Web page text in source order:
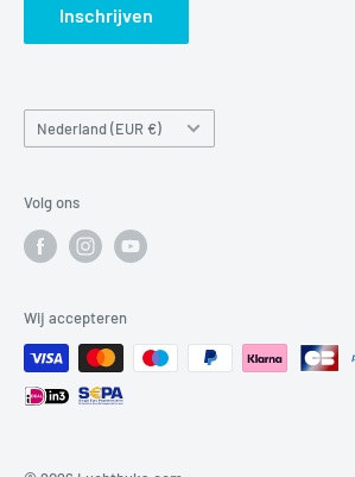
Inschrijven
Land/regio
Nederland (EUR €)
Volg ons
Wij accepteren